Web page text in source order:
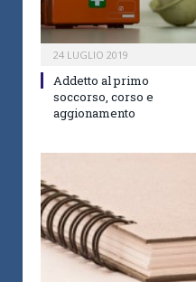
24 LUGLIO 2019
Addetto al primo
soccorso, corso e
aggionamento